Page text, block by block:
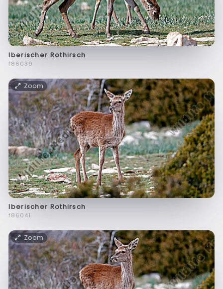
Iberischer Rothirsch
f86039
Zoom
Iberischer Rothirsch
f86041
Zoom